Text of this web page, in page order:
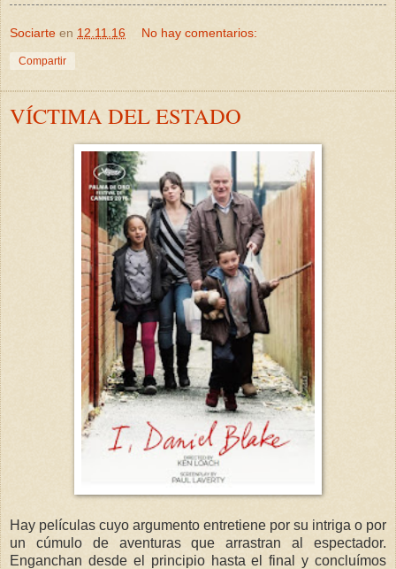
Sociarte en 12.11.16 No hay comentarios:
Compartir
VÍCTIMA DEL ESTADO
Hay películas cuyo argumento entretiene por su intriga o por
un cúmulo de aventuras que arrastran al espectador.
Enganchan desde el principio hasta el final y concluímos